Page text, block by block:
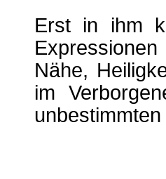
Erst in ihm
Nähe,
im